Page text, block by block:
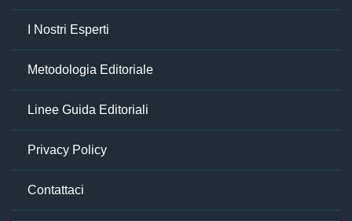
I Nostri Esperti
Metodologia Editoriale
Linee Guida Editoriali
Privacy Policy
Contattaci